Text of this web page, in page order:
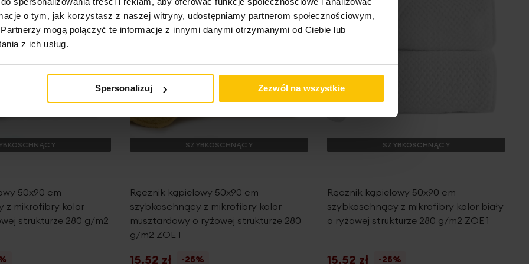
o tym, jak korzystasz z naszej witryny, udostępniamy partnerom społecznościowym,
mogą połączyć te informacje z innymi danymi otrzymanymi od Ciebie lub
z ich usług.
Spersonalizuj Zezwól na wszystkie
50x90 cm
z mikrofibry kolor
strukturze 280 g/m2
SZYBKOSCHNĄCY
Ręcznik kąpielowy 50x90 cm
szybkoschnący z mikrofibry kolor
musztardowy o ryżowej strukturze 280
g/m2 ZOE 1
15,52 zł
-25%
SZYBKOSCHNĄCY
Ręcznik kąpielowy 50x90 cm
szybkoschnący z mikrofibry kolor biały
o ryżowej strukturze 280 g/m2 ZOE 1
15,52 zł
-25%